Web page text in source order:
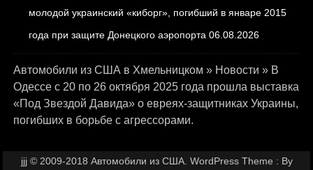
молодой украинский «киборг», погибший в январе 2015
года при защите Донецкого аэропорта 06.08.2026
Автомобили из США в Хмельницком » Новости » В
Одессе с 20 по 26 октября 2025 года прошла выставка
«Под Звездой Давида» о евреях-защитниках Украины,
погибших в борьбе с агрессорами.
jjj © 2009-2018 Автомобили из США. WordPress Theme : By